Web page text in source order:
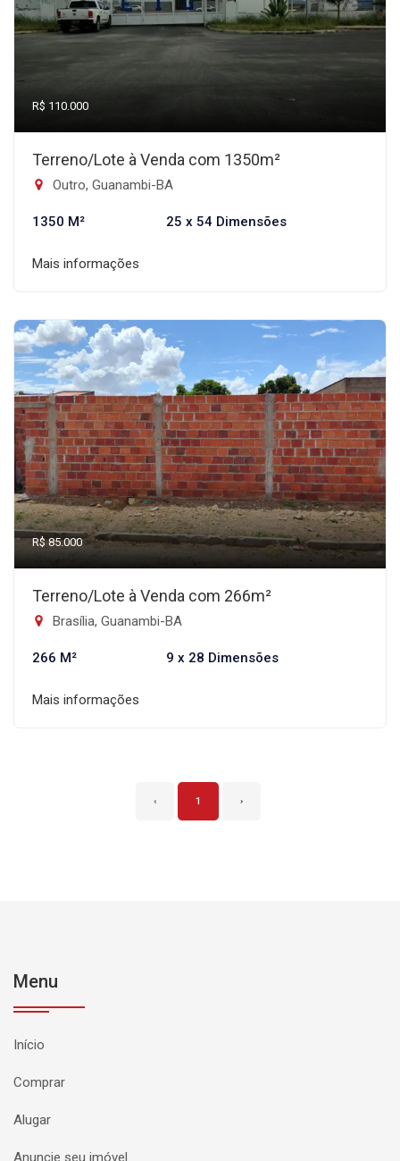
R$ 110.000
Terreno/Lote à Venda com 1350m²
Outro, Guanambi-BA
1350 M² 25 x 54 Dimensões
Mais informações
R$ 85.000
Terreno/Lote à Venda com 266m²
Brasília, Guanambi-BA
266 M² 9 x 28 Dimensões
Mais informações
‹ 1 ›
Menu
Início
Comprar
Alugar
Anuncie seu imóvel